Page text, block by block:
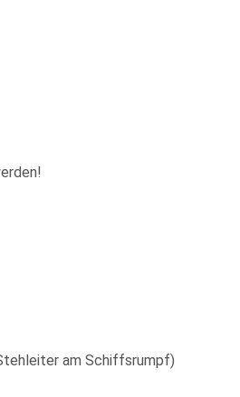
am Schiffsrumpf)